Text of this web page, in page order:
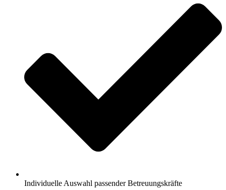
Individuelle Auswahl passender Betreuungskräfte